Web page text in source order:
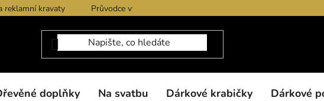
reklamní kravaty Průvodce výběrem produktů
doplňky Na svatbu Dárkové krabičky Dárkové